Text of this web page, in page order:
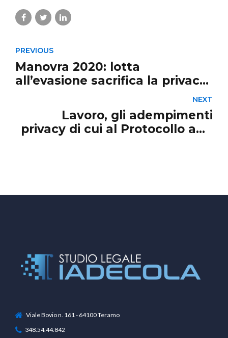
PREVIOUS
Manovra 2020: lotta
all’evasione sacrifica la privacy
NEXT
Lavoro, gli adempimenti
privacy di cui al Protocollo anti
Viale Bovio n. 161 - 64100 Teramo
348.54.44.842